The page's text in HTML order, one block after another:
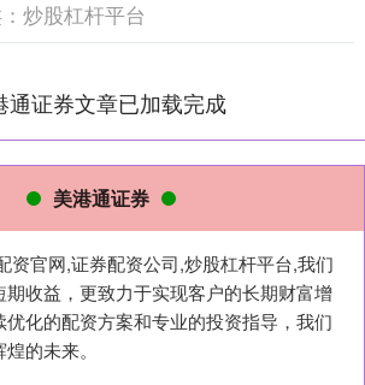
炒股杠杆平台
通证券文章已加载完成
美港通证券
资官网,证券配资公司,炒股杠杆平台,我们
收益，更致力于实现客户的长期财富增
化的配资方案和专业的投资指导，我们
的未来。